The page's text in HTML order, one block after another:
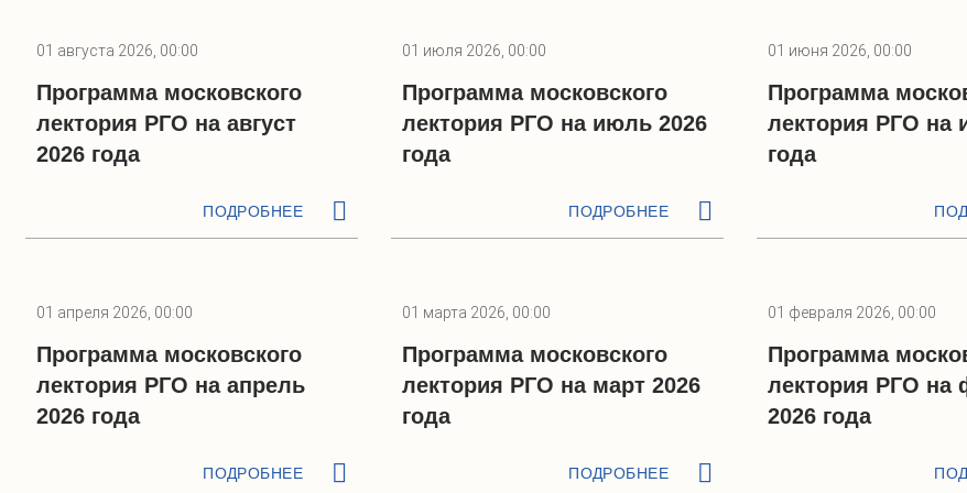
01 августа 2026, 00:00
Программа московского
лектория РГО на август
2026 года
ПОДРОБНЕЕ
01 июля 2026, 00:00
Программа московского
лектория РГО на июль 2026
года
ПОДРОБНЕЕ
01 июня 2026, 00:00
Программа
лектория РГО на
года
01 апреля 2026, 00:00
Программа московского
лектория РГО на апрель
2026 года
ПОДРОБНЕЕ
01 марта 2026, 00:00
Программа московского
лектория РГО на март 2026
года
ПОДРОБНЕЕ
01 февраля 2026, 00:00
Программа
лектория РГО на
2026 года